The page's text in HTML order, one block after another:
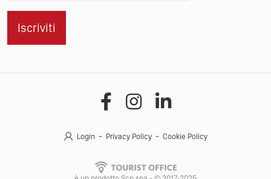
Iscriviti
Login Privacy Policy Cookie Policy